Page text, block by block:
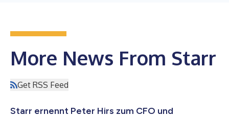
More News From Starr
Get RSS Feed
Starr ernennt Peter Hirs zum CFO und